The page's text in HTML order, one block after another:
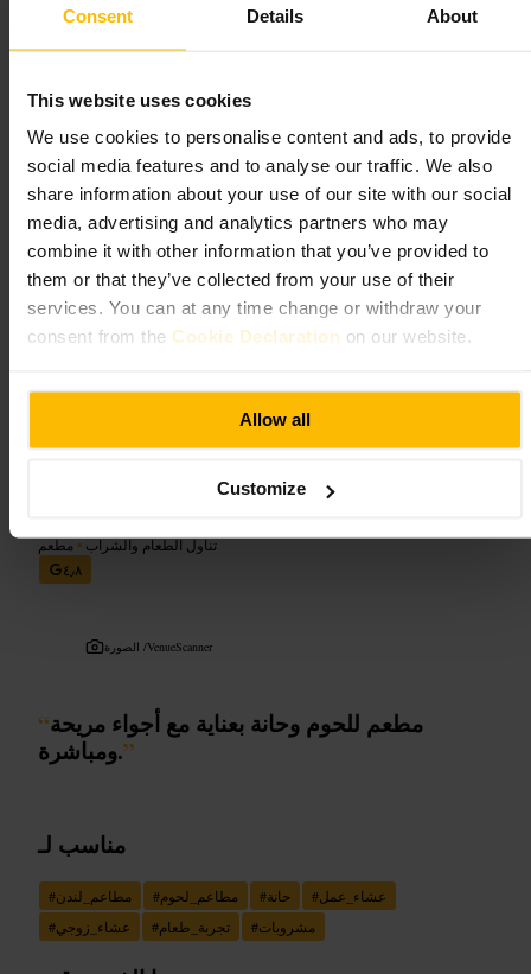
Consent Details About
This website uses cookies
We use cookies to personalise content and ads, to provide
social media features and to analyse our traffic. We also
share information about your use of our site with our social
media, advertising and analytics partners who may
combine it with other information that you’ve provided to
them or that they’ve collected from your use of their
services. You can at any time change or withdraw your
consent from the Cookie Declaration on our website.
Allow all
Customize
مطعم #برانش #أكل_اجتماعي
سولو_دينينغ
ما الذي تتوقعه
قائمة عملية تركز على أطباق سهلة المشاركة ووجبات يومية معدّة بعناية،
خدمة ودية وسريعة، أجواء غير رسمية تناسب لقاءات الأصدقاء أو زيارة
فردية قصيرة.
خطط لزيارتك
احجز مقعداً إذا كنت ذاهباً في وقت ذروة عطلة أو برانش، تحقق من قائمة
الطعام مسبقاً لو كنت تبحث عن خيارات خاصة بالحساسية أو النظام
ليفربول ستريت تشوب هاوس و تافرن
تناول الطعام والشراب•مطعم
٤٫٨
الصورة /VenueScanner
“مطعم للحوم وحانة بعناية مع أجواء مريحة
ومباشرة.”
مناسب لـ
#مطاعم_لندن #مطاعم_لحوم #حانة #عشاء_عمل
#عشاء_زوجي #تجربة_طعام #مشروبات